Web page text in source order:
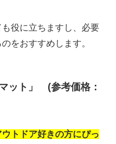
役に立ちますし、必要
をおすすめします。
ット」 (参考価格：
ウトドア好きの方にぴっ